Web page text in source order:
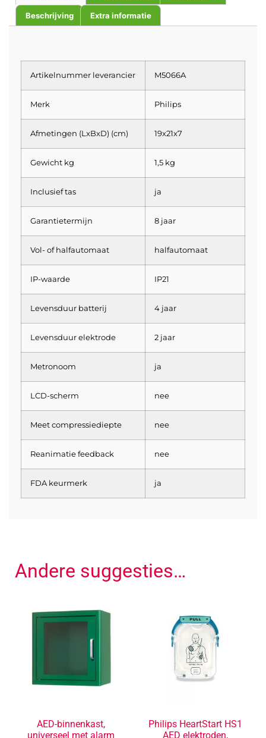
Beschrijving Extra informatie
Artikelnummer leverancier M5066A
Merk Philips
Afmetingen (LxBxD) (cm) 19x21x7
Gewicht kg 1,5 kg
Inclusief tas ja
Garantietermijn 8 jaar
Vol- of halfautomaat halfautomaat
IP-waarde IP21
Levensduur batterij 4 jaar
Levensduur elektrode 2 jaar
Metronoom ja
LCD-scherm nee
Meet compressiediepte nee
Reanimatie feedback nee
FDA keurmerk ja
Andere suggesties…
AED-binnenkast,
universeel met alarm
Philips HeartStart HS1
AED elektroden,